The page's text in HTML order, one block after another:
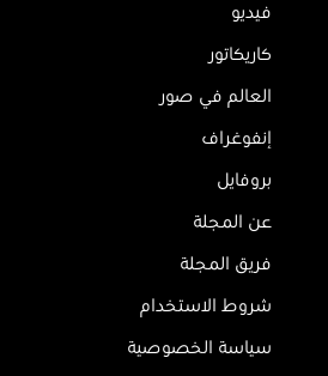
فيديو
كاريكاتور
العالم في صور
إنفوغراف
بروفايل
عن المجلة
فريق المجلة
شروط الاستخدام
سياسة الخصوصية